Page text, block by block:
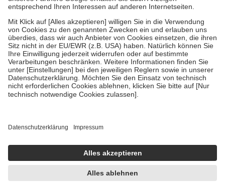
Zuzahlung zehn Prozent der Kosten sowie zehn Euro je
Um das Engagement der Versicherten für ihre eigene Gesundheit zu
stärken und die besondere Stellung der Familie zu unterstützen,
fallenkeine Zuzahlungen an bei:
• Kindern und Jugendlichen bis zum vollendeten 18. Lebensjahr
mit Ausnahme der Fahrkosten
• Untersuchungen zur Vorsorge und Früherkennung, die von der
GKV getragen werden
• empfohlenen Schutzimpfungen
Wir nutzen Trusted Shops als unabhängigen Dienstleister für die
getroffen, um sicherzustellen, dass es sich um echte Bewertungen
handelt. Mehr Informationen findest du hier:
https://help.etrusted.com/hc/de/articles/4419944605341